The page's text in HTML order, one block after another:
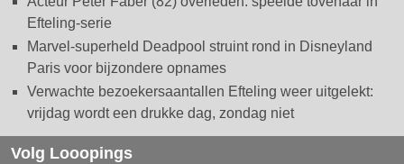
Efteling-serie
Marvel-superheld Deadpool struint rond in Disneyland
Paris voor bijzondere opnames
Verwachte bezoekersaantallen Efteling weer uitgelekt:
vrijdag wordt een drukke dag, zondag niet
Volg Looopings